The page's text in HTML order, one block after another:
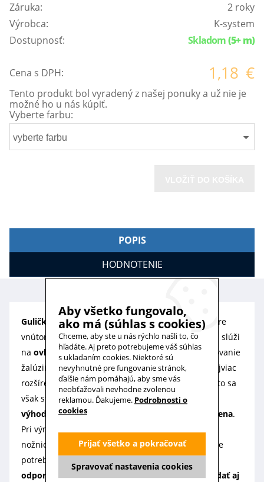
Záruka:
2 roky
Výrobca:
K-system
Dostupnosť:
Skladom(5+ m)
Cena s DPH: 1,18 €
Tento produkt bol vyradený z našej ponuky a už nie je
možné ho u nás kúpiť.
Vyberte farbu:
vyberte farbu
POPIS
HODNOTENIE
Guličková šnúra 3,2 mmčiže ovládacia retiazka pre
vnútornéžalúzieBasic Design od značky K-system slúži
na ovládanie žalúzií, teda pre sťahovanie a vyťahovanie
žalúzií podľa potreby. Guľôčková šnúra sa stala najviac
rozšíreným spôsobom ovládania žalúzií, veľmi často sa
však stáva, že sa opotrebením a vekom pretrhne,
výhodou týchto šnúrok je však jednoduchá výmena.
Pri výmene môžete šnúru bez problémov skrátiť
nožnicami na požadovanú dĺžku, pre jej spojenie je
potrebné použiťspojku guličkovej šnúry. Preto
odporúčame k objednávke guľôčkovej šnúry pridať aj
Aby všetko fungovalo,
ako má (súhlas s cookies)
Chceme, aby ste u nás rýchlo našli to, čo
hľadáte. Aj preto potrebujeme váš súhlas
s ukladaním cookies. Niektoré sú
nevyhnutné pre fungovanie stránok,
ďalšie nám pomáhajú, aby sme vás
neobťažovali nevhodne zvolenou
reklamou. Ďakujeme. Podrobnosti o
cookies
Spravovať nastavenia cookies
Prijať všetko a pokračovať